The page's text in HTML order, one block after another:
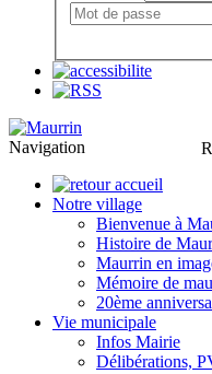
Navigation
Notre village
Bienvenue à
Histoire de
Maurrin en
Mémoire de
20ème
Vie municipale
Infos Mairie
Délibérations,